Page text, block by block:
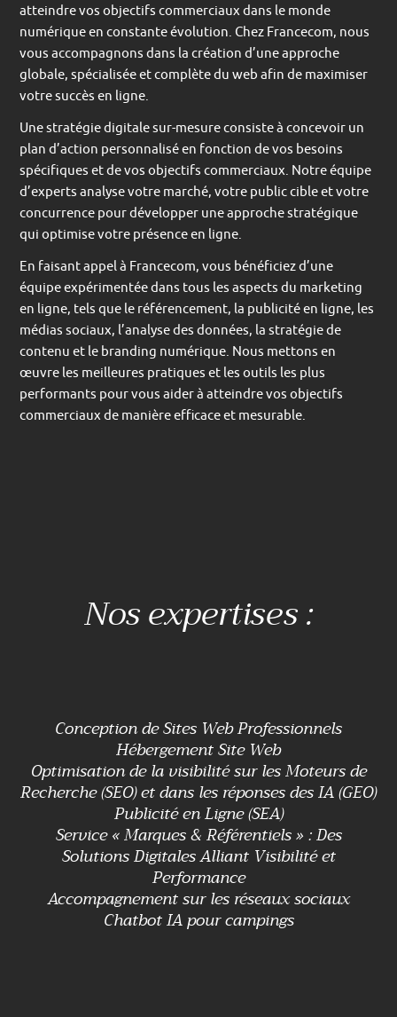
atteindre vos objectifs commerciaux dans le monde
numérique en constante évolution. Chez Francecom, nous
vous accompagnons dans la création d’une approche
globale, spécialisée et complète du web afin de maximiser
votre succès en ligne.
Une stratégie digitale sur-mesure consiste à concevoir un
plan d’action personnalisé en fonction de vos besoins
spécifiques et de vos objectifs commerciaux. Notre équipe
d’experts analyse votre marché, votre public cible et votre
concurrence pour développer une approche stratégique
qui optimise votre présence en ligne.
En faisant appel à Francecom, vous bénéficiez d’une
équipe expérimentée dans tous les aspects du marketing
en ligne, tels que le référencement, la publicité en ligne, les
médias sociaux, l’analyse des données, la stratégie de
contenu et le branding numérique. Nous mettons en
œuvre les meilleures pratiques et les outils les plus
performants pour vous aider à atteindre vos objectifs
commerciaux de manière efficace et mesurable.
Nos expertises :
Conception de Sites Web Professionnels
Hébergement Site Web
Optimisation de la visibilité sur les Moteurs de
Recherche (SEO) et dans les réponses des IA (GEO)
Publicité en Ligne (SEA)
Service « Marques & Référentiels » : Des
Solutions Digitales Alliant Visibilité et
Performance
Accompagnement sur les réseaux sociaux
Chatbot IA pour campings